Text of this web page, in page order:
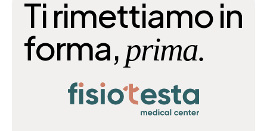
Ti rimettiamo in
forma, prima.